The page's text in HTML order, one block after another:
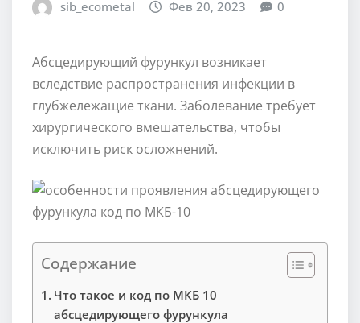
sib_ecometal Фев 20, 2023 0
Абсцедирующий фурункул возникает
вследствие распространения инфекции в
глубжележащие ткани. Заболевание требует
хирургического вмешательства, чтобы
исключить риск осложнений.
Содержание
Что такое и код по МКБ 10
абсцедирующего фурункула